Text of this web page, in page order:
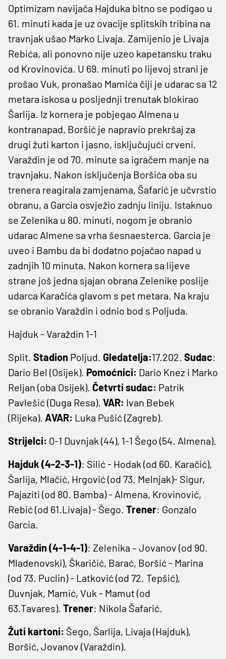
Optimizam navijača Hajduka bitno se podigao u
61. minuti kada je uz ovacije splitskih tribina na
travnjak ušao Marko Livaja. Zamijenio je Livaja
Rebića, ali ponovno nije uzeo kapetansku traku
od Krovinovića. U 69. minuti po lijevoj strani je
prošao Vuk, pronašao Mamića čiji je udarac sa 12
metara iskosa u posljednji trenutak blokirao
Šarlija. Iz kornera je pobjegao Almena u
kontranapad, Boršić je napravio prekršaj za
drugi žuti karton i jasno, isključujući crveni.
Varaždin je od 70. minute sa igračem manje na
travnjaku. Nakon isključenja Boršića oba su
trenera reagirala zamjenama, Šafarić je učvrstio
obranu, a Garcia osvježio zadnju liniju. Istaknuo
se Zelenika u 80. minuti, nogom je obranio
udarac Almene sa vrha šesnaesterca. Garcia je
uveo i Bambu da bi dodatno pojačao napad u
zadnjih 10 minuta. Nakon kornera sa lijeve
strane još jedna sjajan obrana Zelenike poslije
udarca Karačića glavom s pet metara. Na kraju
se obranio Varaždin i odnio bod s Poljuda.
Hajduk - Varaždin 1-1
Split. Stadion Poljud. Gledatelja:17.202. Sudac:
Dario Bel (Osijek). Pomoćnici: Dario Knez i Marko
Reljan (oba Osijek). Četvrti sudac: Patrik
Pavlešić (Duga Resa). VAR: Ivan Bebek
(Rijeka). AVAR: Luka Pušić (Zagreb).
Strijelci: 0-1 Duvnjak (44), 1-1 Šego (54. Almena).
Hajduk (4-2-3-1): Silić - Hodak (od 60. Karačić),
Šarlija, Mlačić, Hrgović (od 73. Melnjak)- Sigur,
Pajaziti (od 80. Bamba) - Almena, Krovinović,
Rebić (od 61.Livaja) - Šego. Trener: Gonzalo
Garcia.
Varaždin (4-1-4-1): Zelenika – Jovanov (od 90.
Mladenovski), Škaričić, Barać, Boršić - Marina
(od 73. Puclin) - Latković (od 72. Tepšić),
Duvnjak, Mamić, Vuk - Mamut (od
63.Tavares). Trener: Nikola Šafarić.
Žuti kartoni: Šego, Šarlija, Livaja (Hajduk),
Boršić, Jovanov (Varaždin).